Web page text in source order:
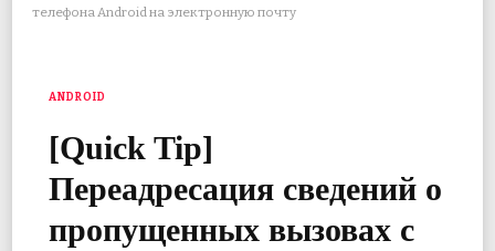
телефона Android на электронную почту
ANDROID
[Quick Tip]
Переадресация сведений о
пропущенных вызовах с